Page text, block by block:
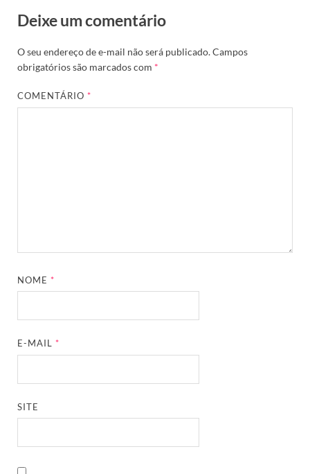
Deixe um comentário
O seu endereço de e-mail não será publicado.Campos
obrigatórios são marcados com *
COMENTÁRIO*
NOME*
E-MAIL*
SITE